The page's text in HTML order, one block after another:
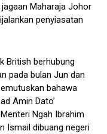
Maharaja Johor
penyiasatan
British berhubung
pada bulan Jun dan
bahawa
Amin Dato’
Ngah Ibrahim
Ismail dibuang negeri